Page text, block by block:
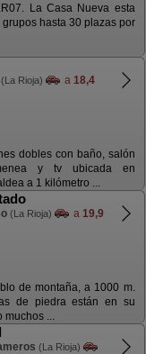
La Casa Nueva esta
hasta 30 plazas por
(La Rioja) a 18,4
dobles con baño, salón
y tv ubicada en
a 1 kilómetro ...
(La Rioja) a 19,9
de montaña, a 1000 m.
de piedra están en su
muchos ...
(La Rioja)